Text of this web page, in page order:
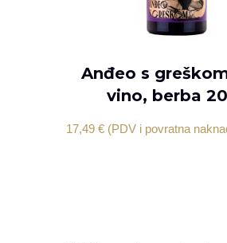
DODAJ U
Anđeo s
vino, berba
17,49 € (PDV i povratna